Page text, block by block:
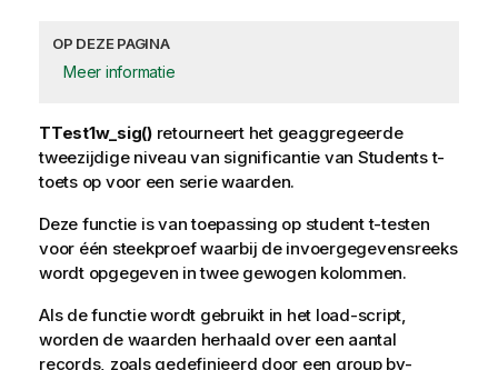
OP DEZE PAGINA
Meer informatie
TTest1w_sig()retourneert het geaggregeerde
tweezijdige niveau van significantie van Students t-
toets op voor een serie waarden.
Deze functie is van toepassing op student t-testen
voor één steekproef waarbij de invoergegevensreeks
wordt opgegeven in twee gewogen kolommen.
Als de functie wordt gebruikt in het load-script,
worden de waarden herhaald over een aantal
records, zoals gedefinieerd door een group by-